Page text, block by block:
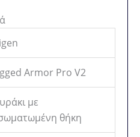
Armor Pro V2
με
θήκη